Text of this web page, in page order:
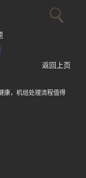
返回上页
康，机组处理流程值得